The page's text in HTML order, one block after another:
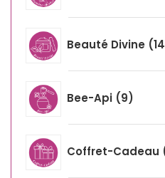
Beauté Divine 14
Bee-Api 9
Coffret-Cadeau